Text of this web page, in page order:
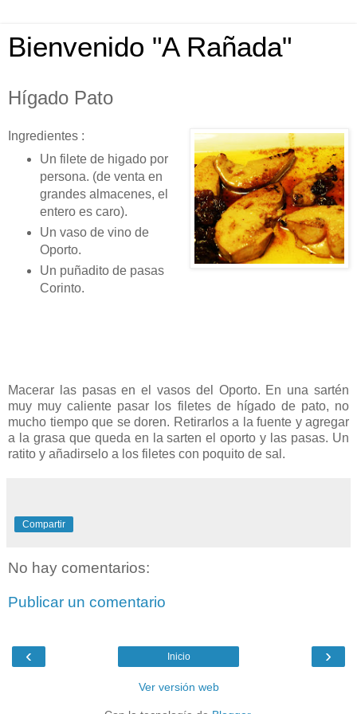
Bienvenido "A Rañada"
Hígado Pato
Ingredientes :
Un filete de higado por
persona. (de venta en
grandes almacenes, el
entero es caro).
Un vaso de vino de
Oporto.
Un puñadito de pasas
Corinto.
Macerar las pasas en el vasos del Oporto. En una sartén
muy muy caliente pasar los filetes de hígado de pato, no
mucho tiempo que se doren. Retirarlos a la fuente y agregar
a la grasa que queda en la sarten el oporto y las pasas. Un
ratito y añadirselo a los filetes con poquito de sal.
Compartir
No hay comentarios:
Publicar un comentario
‹ ›
Inicio
Ver versión web